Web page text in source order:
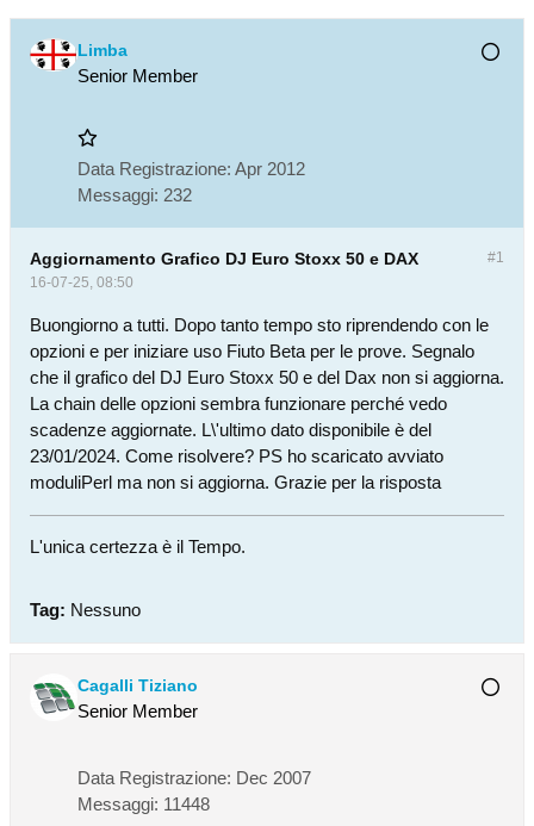
Limba
Senior Member
Data Registrazione: Apr 2012
Messaggi: 232
#1
Aggiornamento Grafico DJ Euro Stoxx 50 e DAX
16-07-25, 08:50
Buongiorno a tutti. Dopo tanto tempo sto riprendendo con le
opzioni e per iniziare uso Fiuto Beta per le prove. Segnalo
che il grafico del DJ Euro Stoxx 50 e del Dax non si aggiorna.
La chain delle opzioni sembra funzionare perché vedo
scadenze aggiornate. L\'ultimo dato disponibile è del
23/01/2024. Come risolvere? PS ho scaricato avviato
moduliPerl ma non si aggiorna. Grazie per la risposta
L'unica certezza è il Tempo.
Tag: Nessuno
Cagalli Tiziano
Senior Member
Data Registrazione: Dec 2007
Messaggi: 11448